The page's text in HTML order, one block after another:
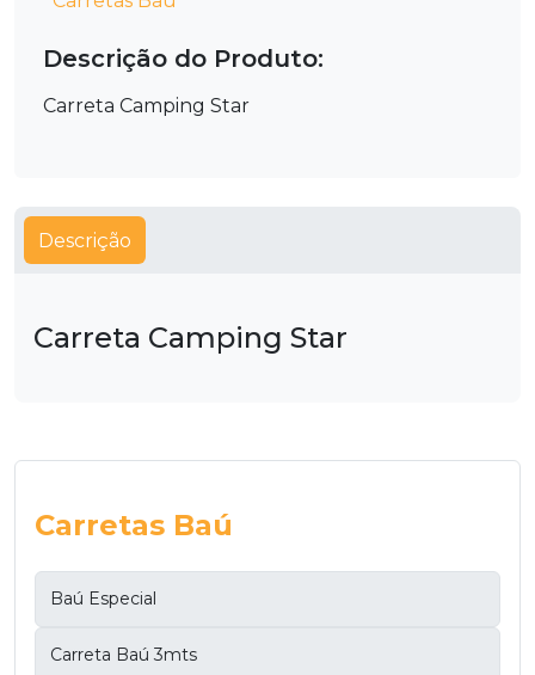
Descrição do Produto:
Carreta Camping Star
Descrição
Carreta Camping Star
Carretas Baú
Baú Especial
Carreta Baú 3mts